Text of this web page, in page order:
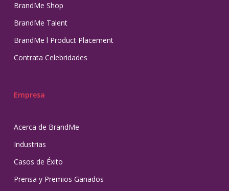
BrandMe Shop
BrandMe Talent
BrandMe l Product Placement
Contrata Celebridades
Empresa
Acerca de BrandMe
Industrias
Casos de Éxito
Prensa y Premios Ganados